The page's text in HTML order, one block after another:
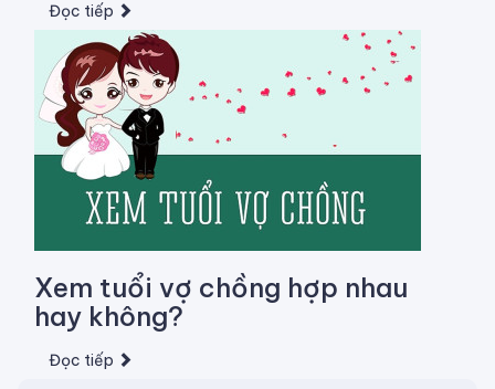
Đọc tiếp
Xem tuổi vợ chồng hợp nhau
hay không?
Đọc tiếp